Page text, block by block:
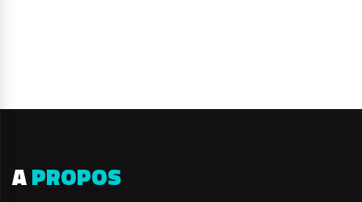
APROPOS